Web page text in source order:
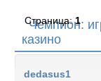
Чемпион:
казино
Страница:1
dedasus1